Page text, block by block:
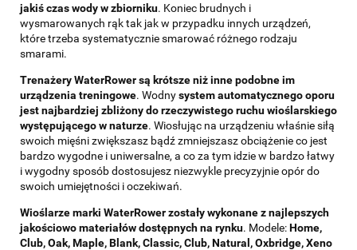
jakiś czas wody w zbiorniku. Koniec brudnych i
wysmarowanych rąk tak jak w przypadku innych urządzeń,
które trzeba systematycznie smarować różnego rodzaju
smarami.
Trenażery WaterRower są krótsze niż inne podobne im
urządzenia treningowe. Wodnysystem automatycznego oporu
jest najbardziej zbliżony do rzeczywistego ruchu wioślarskiego
występującego w naturze. Wiosłując na urządzeniu właśnie siłą
swoich mięśni zwiększasz bądź zmniejszasz obciążenie co jest
bardzo wygodne i uniwersalne, a co za tym idzie w bardzo łatwy
i wygodny sposób dostosujesz niezwykle precyzyjnie opór do
swoich umiejętności i oczekiwań.
Wioślarze marki WaterRower zostały wykonane z najlepszych
jakościowo materiałów dostępnych na rynku. Modele:Home,
Club, Oak, Maple, Blank, Classic, Club, Natural, Oxbridge, Xeno